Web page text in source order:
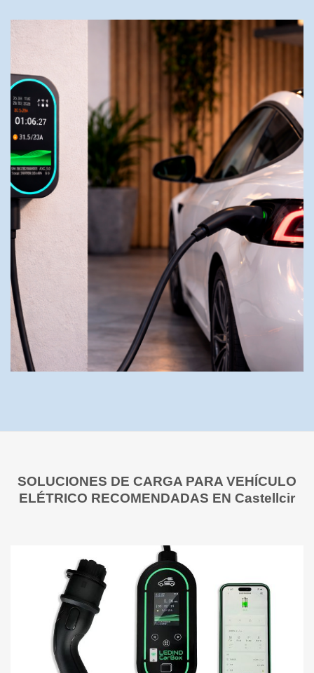
SOLUCIONES DE CARGA PARA VEHÍCULO
ELÉTRICO RECOMENDADAS EN Castellcir